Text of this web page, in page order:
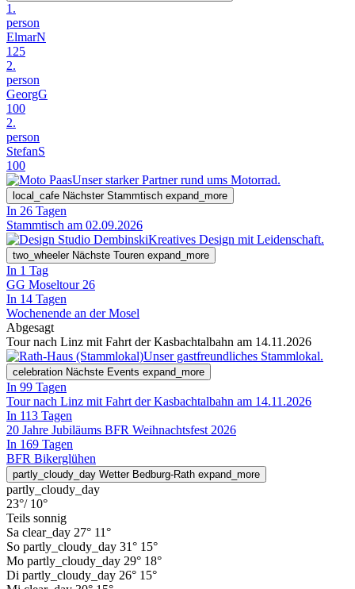
1.
person
ElmarN
125
2.
person
GeorgG
100
2.
person
StefanS
100
Unser starker Partner rund ums Motorrad.
local_cafe Nächster Stammtisch expand_more
In 26 Tagen
Stammtisch am 02.09.2026
Kreatives Design mit Leidenschaft.
two_wheeler Nächste Touren expand_more
In 1 Tag
GG Moseltour 26
In 14 Tagen
Wochenende an der Mosel
Abgesagt
Tour nach Linz mit Fahrt der Kasbachtalbahn am 14.11.2026
Unser gastfreundliches Stammlokal.
celebration Nächste Events expand_more
In 99 Tagen
Tour nach Linz mit Fahrt der Kasbachtalbahn am 14.11.2026
In 113 Tagen
20 Jahre Jubiläums BFR Weihnachtsfest 2026
In 169 Tagen
BFR Bikerglühen
partly_cloudy_day Wetter Bedburg-Rath expand_more
partly_cloudy_day
23°/ 10°
Teils sonnig
Sa clear_day 27° 11°
So partly_cloudy_day 31° 15°
Mo partly_cloudy_day 29° 18°
Di partly_cloudy_day 26° 15°